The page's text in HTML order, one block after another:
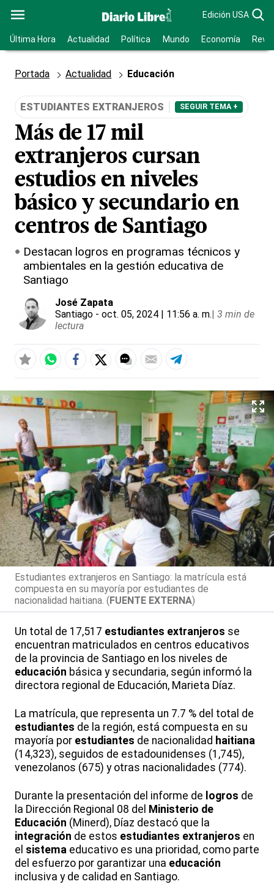
Edición USA
Última Hora Actualidad Política Mundo Economía
Portada Actualidad Educación
ESTUDIANTES EXTRANJEROS SEGUIR TEMA +
Más de 17 mil
extranjeros cursan
estudios en niveles
básico y secundario en
centros de Santiago
Destacan logros en programas técnicos y
ambientales en la gestión educativa de
Santiago
José Zapata
Santiago - oct. 05, 2024 | 11:56 a. m.| 3 min de
lectura
Estudiantes extranjeros en Santiago: la matrícula está
compuesta en su mayoría por estudiantes de
nacionalidad haitiana. (FUENTE EXTERNA)
Un total de 17,517 estudiantes extranjeros se
encuentran matriculados en centros educativos
de la provincia de Santiago en los niveles de
educación básica y secundaria, según informó la
directora regional de Educación, Marieta Díaz.
La matrícula, que representa un 7.7 % del total de
estudiantes de la región, está compuesta en su
mayoría por estudiantes de nacionalidad haitiana
(14,323), seguidos de estadounidenses (1,745),
venezolanos (675) y otras nacionalidades (774).
Durante la presentación del informe de logros de
la Dirección Regional 08 del Ministerio de
Educación (Minerd), Díaz destacó que la
integración de estos estudiantes extranjeros en
el sistema educativo es una prioridad, como parte
del esfuerzo por garantizar una educación
inclusiva y de calidad en Santiago.